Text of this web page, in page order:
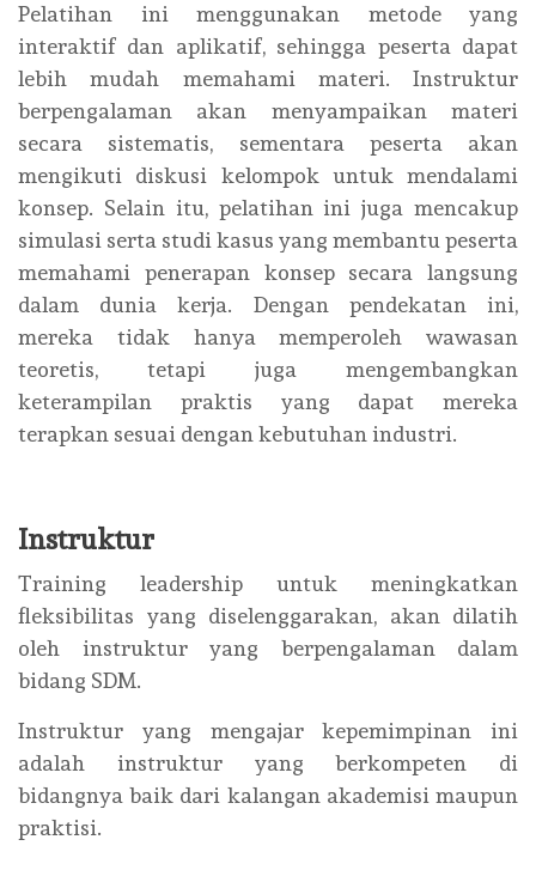
Pelatihan ini menggunakan metode yang
interaktif dan aplikatif, sehingga peserta dapat
lebih mudah memahami materi. Instruktur
berpengalaman akan menyampaikan materi
secara sistematis, sementara peserta akan
mengikuti diskusi kelompok untuk mendalami
konsep. Selain itu, pelatihan ini juga mencakup
simulasi serta studi kasus yang membantu peserta
memahami penerapan konsep secara langsung
dalam dunia kerja. Dengan pendekatan ini,
mereka tidak hanya memperoleh wawasan
teoretis, tetapi juga mengembangkan
keterampilan praktis yang dapat mereka
terapkan sesuai dengan kebutuhan industri.
Instruktur
Training leadership untuk meningkatkan
fleksibilitas yang diselenggarakan, akan dilatih
oleh instruktur yang berpengalaman dalam
bidang SDM.
Instruktur yang mengajar kepemimpinan ini
adalah instruktur yang berkompeten di
bidangnya baik dari kalangan akademisi maupun
praktisi.